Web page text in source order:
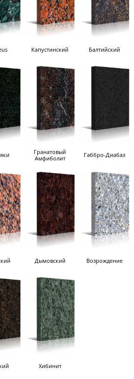
Капустинский Балтийский
Гранатовый
Амфиболит
Габбро-Диабаз
Дымовский Возрождение
Хибинит